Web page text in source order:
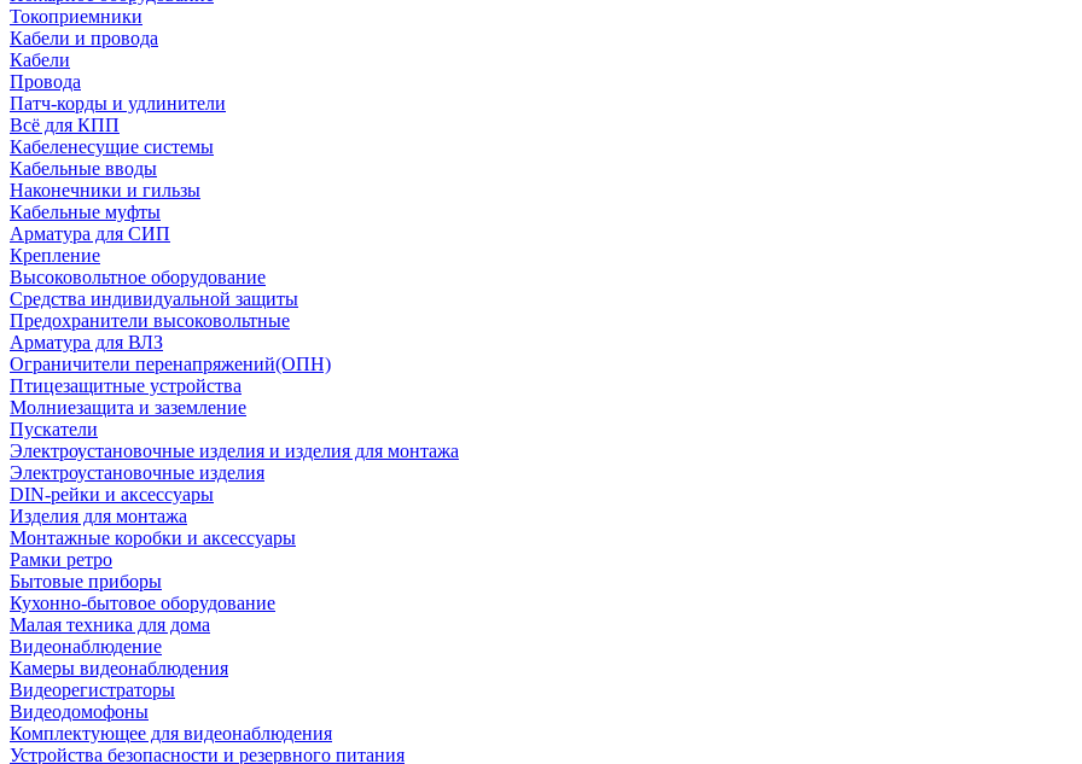
Токоприемники
Кабели и провода
Кабели
Провода
Патч-корды и удлинители
Всё для КПП
Кабеленесущие системы
Кабельные вводы
Наконечники и гильзы
Кабельные муфты
Арматура для СИП
Крепление
Высоковольтное оборудование
Средства индивидуальной защиты
Предохранители высоковольтные
Арматура для ВЛЗ
Ограничители перенапряжений(ОПН)
Птицезащитные устройства
Молниезащита и заземление
Пускатели
Электроустановочные изделия и изделия для монтажа
Электроустановочные изделия
DIN-рейки и аксессуары
Изделия для монтажа
Монтажные коробки и аксессуары
Рамки ретро
Бытовые приборы
Кухонно-бытовое оборудование
Малая техника для дома
Видеонаблюдение
Камеры видеонаблюдения
Видеорегистраторы
Видеодомофоны
Комплектующее для видеонаблюдения
Устройства безопасности и резервного питания